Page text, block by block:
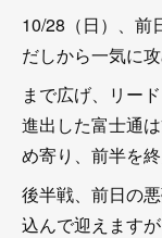
10/28（日）、前
だしから一気に
まで広げ、リー
進出した富士通
め寄り、前半を終
後半戦、前日の
込んで迎えます